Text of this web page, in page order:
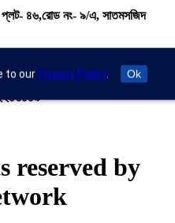
৪৬,রোড নং- ৯/এ, সাতমসজিদ
reserved by
to our Privacy Policy. Ok